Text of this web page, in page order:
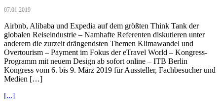
07.01.2019
Airbnb, Alibaba und Expedia auf dem größten Think Tank der
globalen Reiseindustrie – Namhafte Referenten diskutieren unter
anderem die zurzeit drängendsten Themen Klimawandel und
Overtourism – Payment im Fokus der eTravel World – Kongress-
Programm mit neuem Design ab sofort online – ITB Berlin
Kongress vom 6. bis 9. März 2019 für Aussteller, Fachbesucher und
Medien […]
[...]